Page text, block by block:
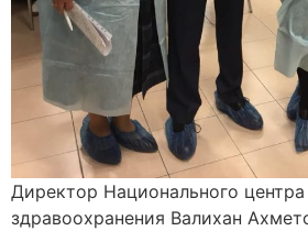
Директор Национального
здравоохранения Валихан